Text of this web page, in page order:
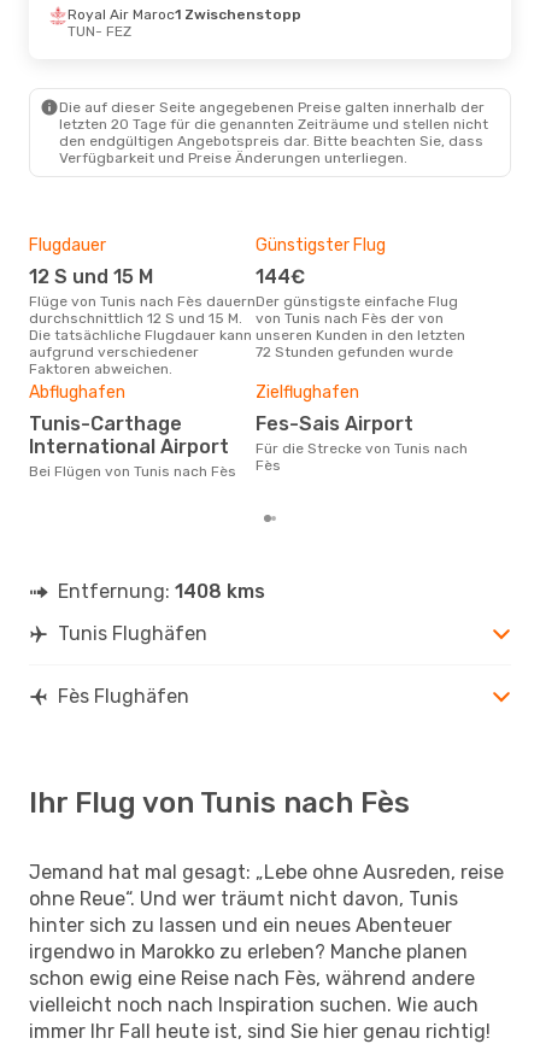
Royal Air Maroc1 Zwischenstopp
TUN- FEZ
Die auf dieser Seite angegebenen Preise galten innerhalb der
letzten 20 Tage für die genannten Zeiträume und stellen nicht
den endgültigen Angebotspreis dar. Bitte beachten Sie, dass
Verfügbarkeit und Preise Änderungen unterliegen.
Flugdauer
12 S und 15 M
Flüge von Tunis nach Fès dauern
durchschnittlich 12 S und 15 M.
Die tatsächliche Flugdauer kann
aufgrund verschiedener
Faktoren abweichen.
Günstigster Flug
144€
Der günstigste einfache Flug
von Tunis nach Fès der von
unseren Kunden in den letzten
72 Stunden gefunden wurde
Abflughafen
Tunis-Carthage
International Airport
Bei Flügen von Tunis nach Fès
Zielflughafen
Fes-Sais Airport
Für die Strecke von Tunis nach
Fès
Entfernung: 1408 kms
Tunis Flughäfen
Fès Flughäfen
Ihr Flug von Tunis nach Fès
Jemand hat mal gesagt: „Lebe ohne Ausreden, reise
ohne Reue“. Und wer träumt nicht davon, Tunis
hinter sich zu lassen und ein neues Abenteuer
irgendwo in Marokko zu erleben? Manche planen
schon ewig eine Reise nach Fès, während andere
vielleicht noch nach Inspiration suchen. Wie auch
immer Ihr Fall heute ist, sind Sie hier genau richtig!